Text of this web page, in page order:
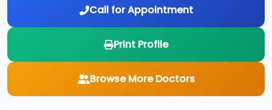
Call for Appointment
Print Profile
Browse More Doctors